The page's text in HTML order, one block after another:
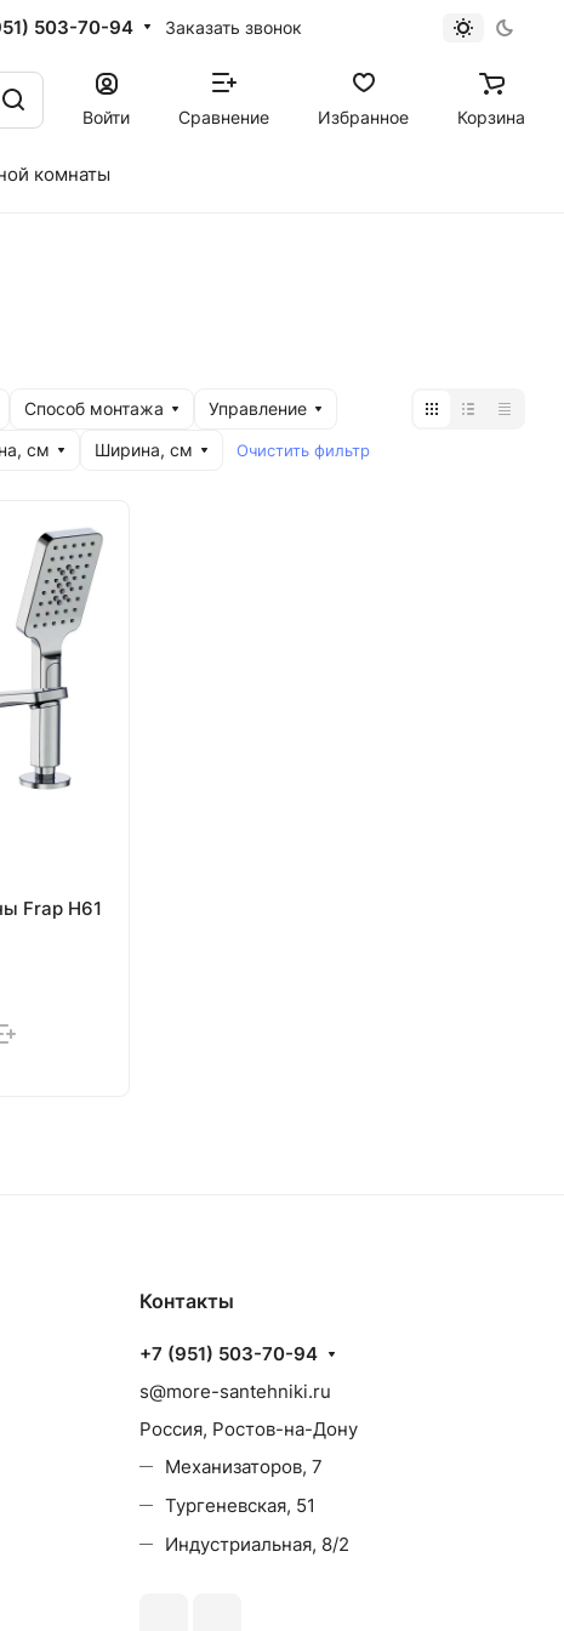
503-70-94 Заказать звонок
Войти
Сравнение Избранное Корзина
комнаты
Способ монтажа
Управление
см Ширина, см Очистить фильтр
Frap H61
Контакты
+7 (951) 503-70-94
s@more-santehniki.ru
Россия, Ростов-на-Дону
Механизаторов, 7
Тургеневская, 51
Индустриальная, 8/2